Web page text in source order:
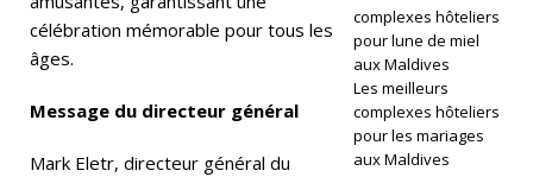
Ô
célébration mémorable pour tous les
âges.
Message du directeur général
Mark Eletr, directeur général du
complexes hôteliers
pour lune de miel
aux Maldives
Les meilleurs
complexes hôteliers
pour les mariages
aux Maldives